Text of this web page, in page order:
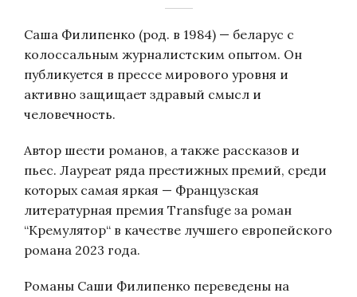
Саша Филипенко (род. в 1984) — беларус с
колоссальным журналистским опытом. Он
публикуется в прессе мирового уровня и
активно защищает здравый смысл и
человечность.
Автор шести романов, а также рассказов и
пьес. Лауреат ряда престижных премий, среди
которых самая яркая — Французская
литературная премия Transfuge за роман
“Кремулятор“ в качестве лучшего европейского
романа 2023 года.
Романы Саши Филипенко переведены на